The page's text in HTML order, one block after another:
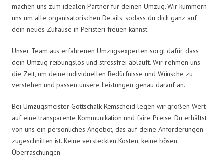
machen uns zum idealen Partner für deinen Umzug. Wir kümmern
uns um alle organisatorischen Details, sodass du dich ganz auf
dein neues Zuhause in Peristeri freuen kannst.
Unser Team aus erfahrenen Umzugsexperten sorgt dafür, dass
dein Umzug reibungslos und stressfrei abläuft. Wir nehmen uns
die Zeit, um deine individuellen Bedürfnisse und Wünsche zu
verstehen und passen unsere Leistungen genau darauf an.
Bei Umzugsmeister Gottschalk Remscheid legen wir großen Wert
auf eine transparente Kommunikation und faire Preise. Du erhältst
von uns ein persönliches Angebot, das auf deine Anforderungen
zugeschnitten ist. Keine versteckten Kosten, keine bösen
Überraschungen.